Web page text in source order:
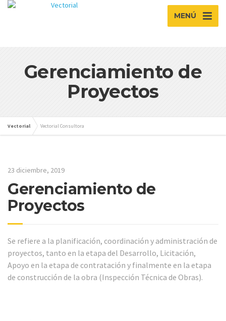
MENÚ
Gerenciamiento de
Proyectos
Vectorial Vectorial Consultora
23 diciembre, 2019
Gerenciamiento de
Proyectos
Se refiere a la planificación, coordinación y administración de
proyectos, tanto en la etapa del Desarrollo, Licitación,
Apoyo en la etapa de contratación y finalmente en la etapa
de construcción de la obra (Inspección Técnica de Obras).